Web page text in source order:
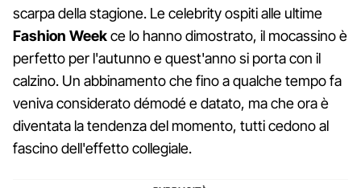
scarpa della stagione. Le celebrity ospiti alle ultime
Fashion Weekce lo hanno dimostrato, il mocassino è
perfetto per l'autunno e quest'anno si porta con il
calzino. Un abbinamento che fino a qualche tempo fa
veniva considerato démodé e datato, ma che ora è
diventata la tendenza del momento, tutti cedono al
fascino dell'effetto collegiale.